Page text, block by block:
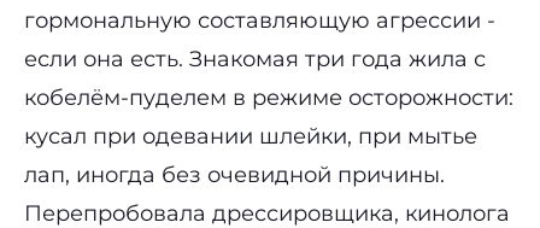
гормональную составляющую агрессии -
если она есть. Знакомая три года жила с
кобелём-пуделем в режиме осторожности:
кусал при одевании шлейки, при мытье
лап, иногда без очевидной причины.
Перепробовала дрессировщика, кинолога